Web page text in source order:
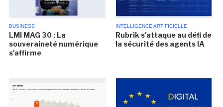
BUSINESS
LMI MAG 30 : La
souveraineté numérique
s'affirme
INTELLIGENCE ARTIFICIELLE
Rubrik s'attaque au défi de
la sécurité des agents IA